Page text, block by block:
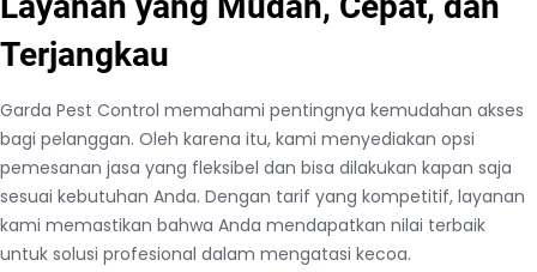
B
i
a
P
e
s
a
n
Terjangkau
Garda Pest Control memahami pentingnya kemudahan akses
bagi pelanggan. Oleh karena itu, kami menyediakan opsi
pemesanan jasa yang fleksibel dan bisa dilakukan kapan saja
sesuai kebutuhan Anda. Dengan tarif yang kompetitif, layanan
kami memastikan bahwa Anda mendapatkan nilai terbaik
untuk solusi profesional dalam mengatasi kecoa.